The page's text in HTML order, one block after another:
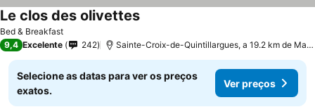
Bed & Breakfast
Le clos des olivettes
9,4 Excelente 242 Sainte-Croix-de-Quintillargues, a 19.2 km de Mauguio
Selecione as datas para ver os preços
exatos.
Ver preços